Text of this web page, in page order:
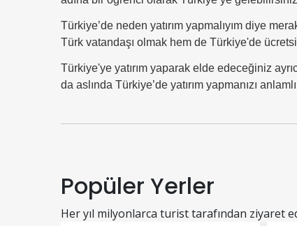
Türkiye’de neden yatırım yapmalıyım diye
Türk vatandaşı olmak hem de Türkiye'de
Türkiye'ye yatırım yaparak elde edeceğiniz
da aslında Türkiye’de yatırım yapmanızı
Popüler Yerler
Her yıl milyonlarca turist tarafından ziyaret